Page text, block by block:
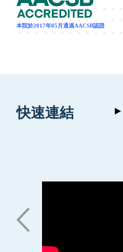
本院於2017年05月通過AACSB認證
快速連結